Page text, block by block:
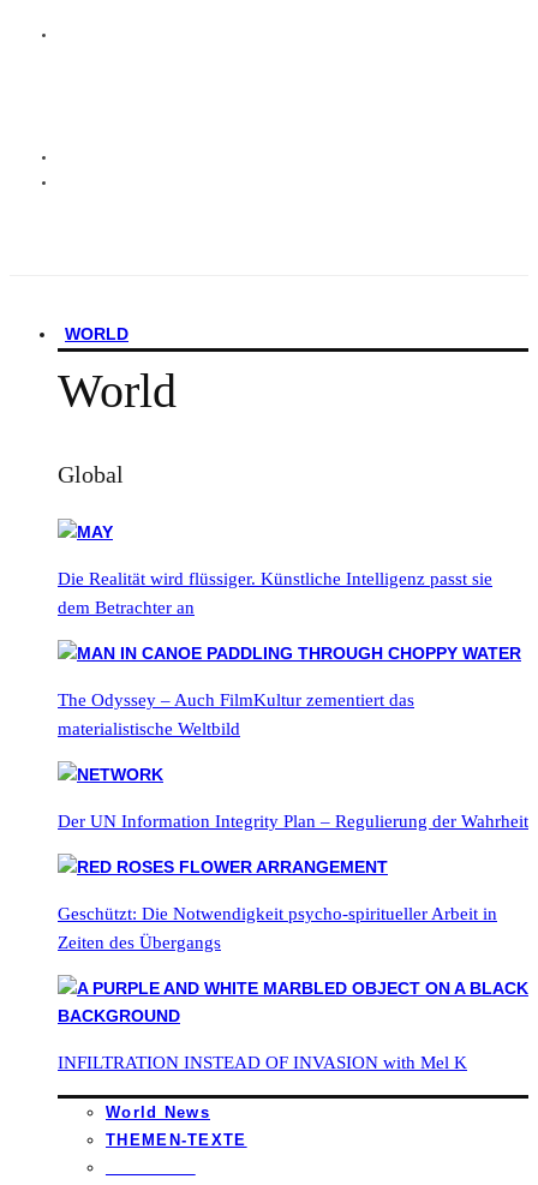
WORLD
World
Global
Die Realität wird flüssiger. Künstliche Intelligenz passt sie
dem Betrachter an
The Odyssey – Auch FilmKultur zementiert das
materialistische Weltbild
Der UN Information Integrity Plan – Regulierung der Wahrheit
Geschützt: Die Notwendigkeit psycho-spiritueller Arbeit in
Zeiten des Übergangs
INFILTRATION INSTEAD OF INVASION with Mel K
World News
THEMEN-TEXTE